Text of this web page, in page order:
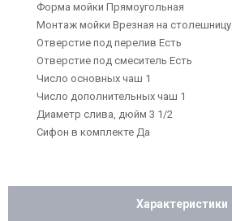
Форма мойки Прямоугольная
Монтаж мойки Врезная на столешницу
Отверстие под перелив Есть
Отверстие под смеситель Есть
Число основных чаш 1
Число дополнительных чаш 1
Диаметр слива, дюйм 3 1/2
Сифон в комплекте Да
Характеристики